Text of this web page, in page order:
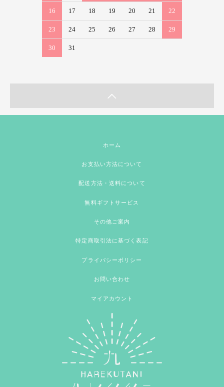
16 17 18 19 20 21 22
23 24 25 26 27 28 29
30 31
ホーム
お支払い方法について
配送方法・送料について
無料ギフトサービス
その他ご案内
特定商取引法に基づく表記
プライバシーポリシー
お問い合わせ
マイアカウント